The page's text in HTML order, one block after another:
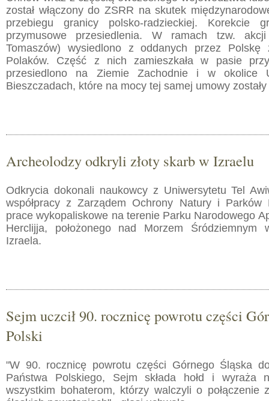
został włączony do ZSRR na skutek
przebiegu granicy polsko-radzieckiej. Korekcie
przymusowe przesiedlenia. W ramach tzw.
Tomaszów) wysiedlono z oddanych przez Polskę
Polaków. Część z nich zamieszkała w pasie
przesiedlono na Ziemie Zachodnie i w okolice
Bieszczadach, które na mocy tej samej umowy
Archeolodzy odkryli złoty skarb w Izraelu
Odkrycia dokonali naukowcy z Uniwersytetu Tel
współpracy z Zarządem Ochrony Natury i Parków
prace wykopaliskowe na terenie Parku Narodowego
Herclijja, położonego nad Morzem Śródziemnym
Izraela.
Sejm uczcił 90. rocznicę powrotu części
Polski
"W 90. rocznicę powrotu części Górnego Śląska
Państwa Polskiego, Sejm składa hołd i wyraża
wszystkim bohaterom, którzy walczyli o połączenie